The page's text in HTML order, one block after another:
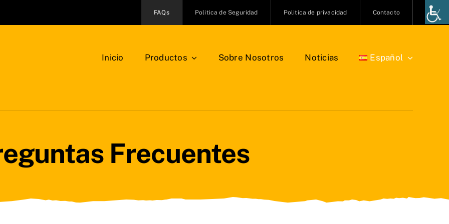
FAQs Politica de Seguridad Politica de privacidad Contacto
Inicio Productos Sobre Nosotros Noticias Español
Frecuentes